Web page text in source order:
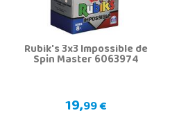
Rubik's 3x3 Impossible de
Spin Master 6063974
19,99 €